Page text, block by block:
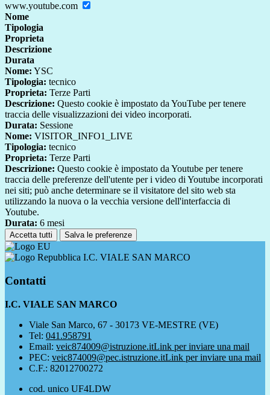
www.youtube.com
Nome
Tipologia
Proprieta
Descrizione
Durata
Nome: YSC
Tipologia: tecnico
Proprieta: Terze Parti
Descrizione: Questo cookie è impostato da YouTube per tenere
traccia delle visualizzazioni dei video incorporati.
Durata: Sessione
Nome: VISITOR_INFO1_LIVE
Tipologia: tecnico
Proprieta: Terze Parti
Descrizione: Questo cookie è impostato da Youtube per tenere
traccia delle preferenze dell'utente per i video di Youtube incorporati
nei siti; può anche determinare se il visitatore del sito web sta
utilizzando la nuova o la vecchia versione dell'interfaccia di
Youtube.
Durata: 6 mesi
Accetta tutti Salva le preferenze
I.C. VIALE SAN MARCO
Contatti
I.C. VIALE SAN MARCO
Viale San Marco, 67 - 30173 VE-MESTRE (VE)
Tel: 041.958791
Email: veic874009@istruzione.itLink per inviare una mail
PEC: veic874009@pec.istruzione.itLink per inviare una mail
C.F.: 82012700272
cod. unico UF4LDW